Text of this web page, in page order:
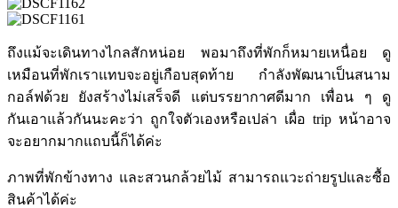
ถึงแม้จะเดินทางไกลสักหน่อย พอมาถึงที่พักก็หมายเหนื่อย ดู
เหมือนที่พักเราแทบจะอยู่เกือบสุดท้าย กำลังพัฒนาเป็นสนาม
กอล์ฟด้วย ยังสร้างไม่เสร็จดี แต่บรรยากาศดีมาก เพื่อน ๆ ดู
กันเอาแล้วกันนะคะว่า ถูกใจตัวเองหรือเปล่า เผื่อ trip หน้าอาจ
จะอยากมากแถบนี้ก็ได้ค่ะ
ภาพที่พักข้างทาง และสวนกล้วยไม้ สามารถแวะถ่ายรูปและซื้อ
สินค้าได้ค่ะ